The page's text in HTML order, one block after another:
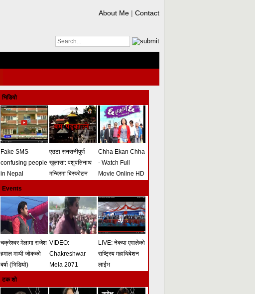
About Me | Contact
भिडियो
Fake SMS
confusing people
in Nepal
एउटा सनसनीपुर्ण
खुलासा: पशुपतिनाथ
मन्दिरमा बिस्फोटन
(भिडियो)
Chha Ekan Chha
- Watch Full
Movie Online HD
Events
चक्रेश्वर मेलामा राजेश
हमाल माथी जोकको
बर्षा (भिडियो)
VIDEO:
Chakreshwar
Mela 2071
LIVE: नेकपा एमालेको
राष्ट्रिय महाधिबेशन
लाईभ
टक शो